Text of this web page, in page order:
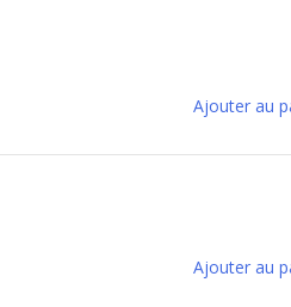
Ajouter au
Ajouter au